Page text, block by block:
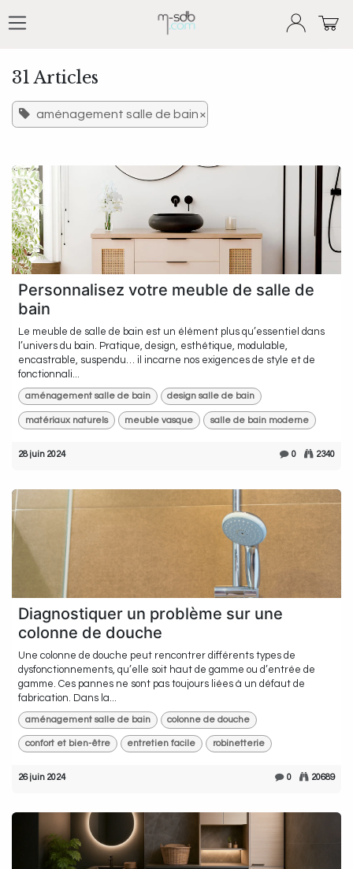
31 Articles
aménagement salle de bain×
Personnalisez votre meuble de salle de
bain
Le meuble de salle de bain est un élément plus qu’essentiel dans
l’univers du bain. Pratique, design, esthétique, modulable,
encastrable, suspendu… il incarne nos exigences de style et de
fonctionnali...
aménagement salle de bain design salle de bain
matériaux naturels meuble vasque salle de bain moderne
28 juin 2024 0 2340
Diagnostiquer un problème sur une
colonne de douche
Une colonne de douche peut rencontrer différents types de
dysfonctionnements, qu’elle soit haut de gamme ou d’entrée de
gamme. Ces pannes ne sont pas toujours liées à un défaut de
fabrication. Dans la...
aménagement salle de bain colonne de douche
confort et bien-être entretien facile robinetterie
26 juin 2024 0 20689